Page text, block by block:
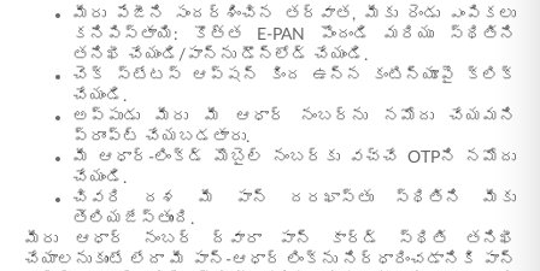
మీరు పేజీని సందర్శించిన తర్వాత, మీకు రెండు ఎంపికలు
కనిపిస్తాయి: కొత్త E-PAN పొందండి మరియు స్థితిని
తనిఖీ చేయండి/పాన్‌ను డౌన్‌లోడ్ చేయండి.
చెక్ స్టేటస్ ఆప్షన్ కింద ఉన్న కంటిన్యూపై క్లిక్
చేయండి.
అప్పుడు మీరు మీ ఆధార్ నంబర్‌ను నమోదు చేయమని
ప్రాంప్ట్ చేయబడతారు.
మీ ఆధార్-లింక్డ్ మొబైల్ నంబర్‌కు వచ్చే OTPని నమోదు
చేయండి.
చివరి దశ మీ పాన్ దరఖాస్తు స్థితిని మీకు
తెలియజేస్తుంది.
మీరు ఆధార్ నంబర్ ద్వారా పాన్ కార్డ్ స్థితి తనిఖీ
చేయాలనుకుంటే లేదా మీ పాన్-ఆధార్ లింక్‌ను నిర్ధారించడానికి పాన్